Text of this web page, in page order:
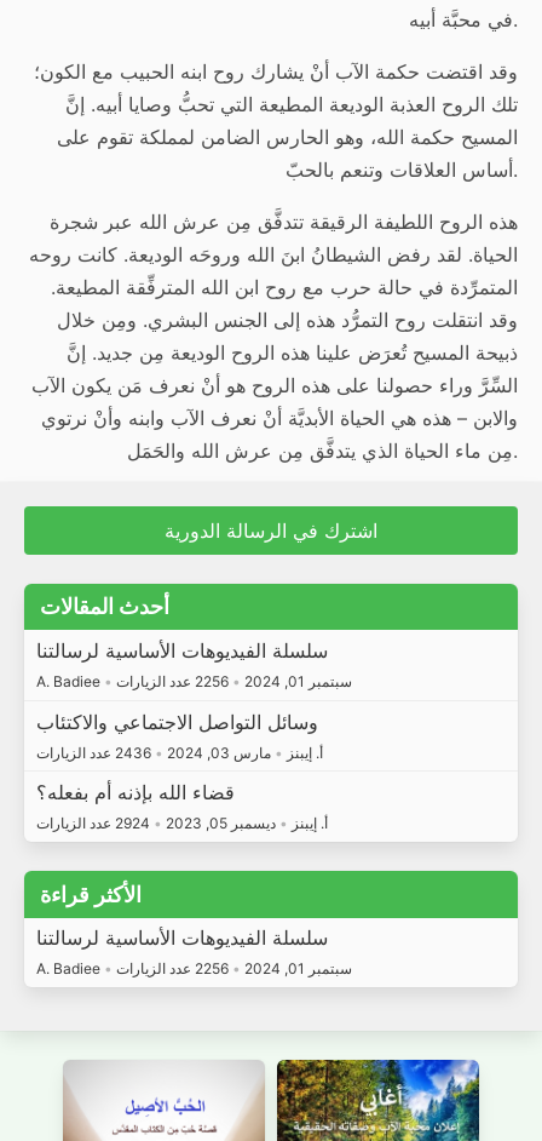
في محبَّة أبيه.
وقد اقتضت حكمة الآب أنْ يشارك روح ابنه الحبيب مع الكون؛
تلك الروح العذبة الوديعة المطيعة التي تحبُّ وصايا أبيه. إنَّ
المسيح حكمة الله، وهو الحارس الضامن لمملكة تقوم على
أساس العلاقات وتنعم بالحبّ.
هذه الروح اللطيفة الرقيقة تتدفَّق مِن عرش الله عبر شجرة
الحياة. لقد رفض الشيطانُ ابنَ الله وروحَه الوديعة. كانت روحه
المتمرِّدة في حالة حرب مع روح ابن الله المترفِّقة المطيعة.
وقد انتقلت روح التمرُّد هذه إلى الجنس البشري. ومِن خلال
ذبيحة المسيح تُعرَض علينا هذه الروح الوديعة مِن جديد. إنَّ
السِّرَّ وراء حصولنا على هذه الروح هو أنْ نعرف مَن يكون الآب
والابن – هذه هي الحياة الأبديَّة أنْ نعرف الآب وابنه وأنْ نرتوي
مِن ماء الحياة الذي يتدفَّق مِن عرش الله والحَمَل.
اشترك في الرسالة الدورية
أحدث المقالات
سلسلة الفيديوهات الأساسية لرسالتنا
A. Badiee • سبتمبر 01, 2024 • 2256 عدد الزيارات
وسائل التواصل الاجتماعي والاكتئاب
أ. إيبنز • مارس 03, 2024 • 2436 عدد الزيارات
قضاء الله بإذنه أم بفعله؟
أ. إيبنز • ديسمبر 05, 2023 •
الأكثر قراءة
سلسلة الفيديوهات الأساسية لرسالتنا
A. Badiee • سبتمبر 01, 2024 • 2256 عدد الزيارات